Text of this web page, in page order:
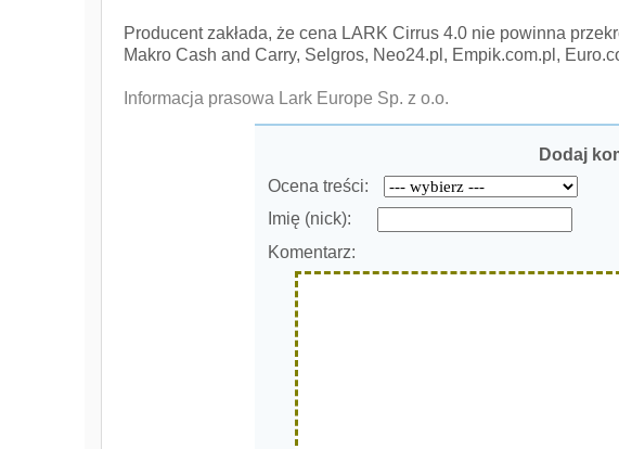
Producent zakłada, że cena LARK Cirrus 4.0 nie powinna
Makro Cash and Carry, Selgros, Neo24.pl, Empik.com.pl,
Informacja prasowa Lark Europe Sp. z o.o.
Dodaj
Ocena treści:
Imię (nick):
Komentarz: